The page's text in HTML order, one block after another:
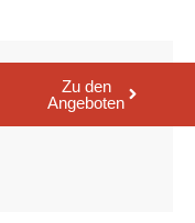
Zu den
Angeboten